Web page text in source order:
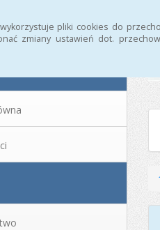
pliki cookies do
zmiany ustawień dot.